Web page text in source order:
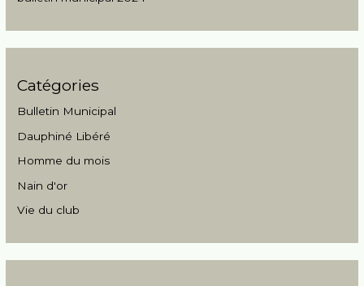
Catégories
Bulletin Municipal
Dauphiné Libéré
Homme du mois
Nain d'or
Vie du club